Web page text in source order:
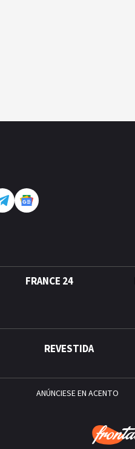
FRANCE 24
REVESTIDA
ANÚNCIESE EN ACENTO